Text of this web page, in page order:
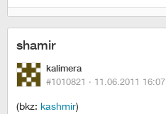
shamir
kalimera
#1010821 · 11.06.2011 16:07
(bkz: kashmir)